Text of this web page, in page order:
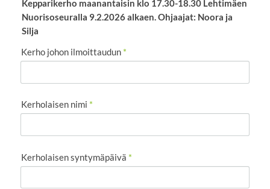
Kepparikerho maanantaisin klo 17.30-18.30 Lehtimäen
Nuorisoseuralla 9.2.2026 alkaen. Ohjaajat: Noora ja
Silja
Kerho johon ilmoittaudun *
Kerholaisen nimi *
Kerholaisen syntymäpäivä *